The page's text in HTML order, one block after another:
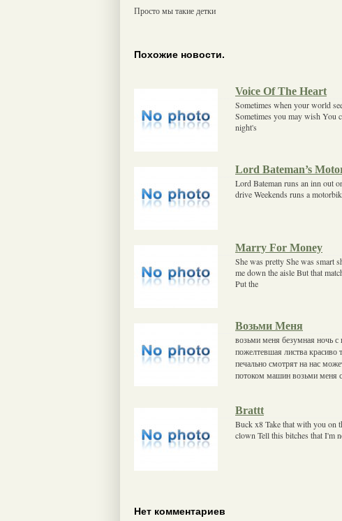
Просто мы такие детки
Похожие новости.
Voice Of The Heart
Sometimes when your world
Sometimes you may wish You
night's
Lord Bateman’s
Lord Bateman runs an inn out
drive Weekends runs a
Marry For Money
She was pretty She was smart
me down the aisle But that
Put the
Возьми Меня
возьми меня безумная ночь
пожелтевшая листва красиво
печально смотрят на нас
потоком машин возьми меня
Brattt
Buck x8 Take that with you on
clown Tell this bitches that I'm
Нет комментариев